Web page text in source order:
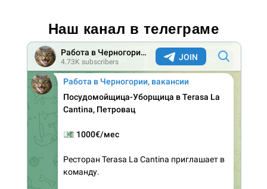
Наш канал в телеграме